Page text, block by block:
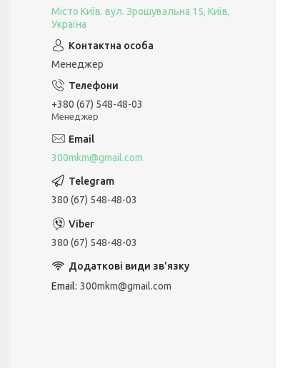
Місто Київ. вул. Зрошувальна 15, Київ,
Україна
Менеджер
+380 (67) 548-48-03
Менеджер
300mkm@gmail.com
380 (67) 548-48-03
380 (67) 548-48-03
Email 300mkm@gmail.com